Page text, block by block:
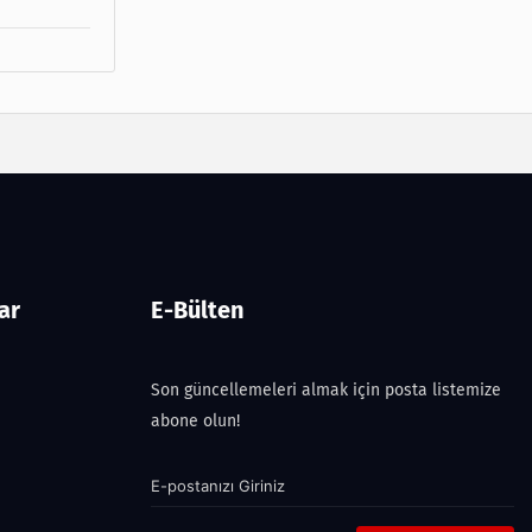
E-Bülten
Son güncellemeleri almak için posta listemize
abone olun!